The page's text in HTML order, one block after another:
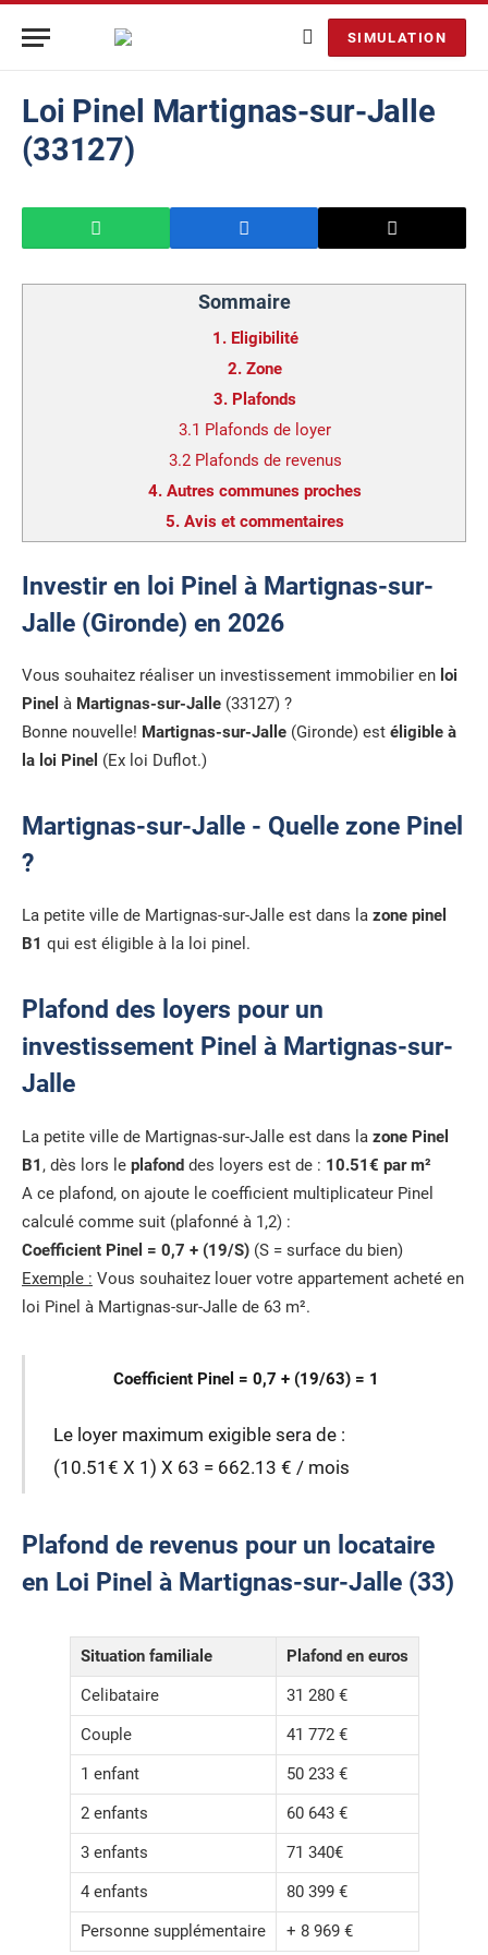
SIMULATION
Loi Pinel Martignas-sur-Jalle
(33127)
Sommaire
1. Eligibilité
2. Zone
3. Plafonds
3.1 Plafonds de loyer
3.2 Plafonds de revenus
4. Autres communes proches
5. Avis et commentaires
Investir en loi Pinel à Martignas-sur-
Jalle (Gironde) en 2026
Vous souhaitez réaliser un investissement immobilier en loi
Pinel à Martignas-sur-Jalle (33127) ?
Bonne nouvelle! Martignas-sur-Jalle (Gironde) est éligible à
la loi Pinel (Ex loi Duflot.)
Martignas-sur-Jalle - Quelle zone Pinel
?
La petite ville de Martignas-sur-Jalle est dans la zone pinel
B1 qui est éligible à la loi pinel.
Plafond des loyers pour un
investissement Pinel à Martignas-sur-
Jalle
La petite ville de Martignas-sur-Jalle est dans la zone Pinel
B1 , dès lors le plafond des loyers est de : 10.51€ par m²
A ce plafond, on ajoute le coefficient multiplicateur Pinel
calculé comme suit (plafonné à 1,2) :
Coefficient Pinel = 0,7 + (19/S) (S = surface du bien)
Exemple : Vous souhaitez louer votre appartement acheté en
loi Pinel à Martignas-sur-Jalle de 63 m².
Coefficient Pinel = 0,7 + (19/63) = 1
Le loyer maximum exigible sera de :
(10.51€ X 1) X 63 = 662.13 € / mois
Plafond de revenus pour un locataire
en Loi Pinel à Martignas-sur-Jalle (33)
Situation familiale
Plafond en euros
Celibataire
31 280 €
Couple
41 772 €
1 enfant
50 233 €
2 enfants
60 643 €
3 enfants
71 340€
4 enfants
80 399 €
Personne supplémentaire
+ 8 969 €